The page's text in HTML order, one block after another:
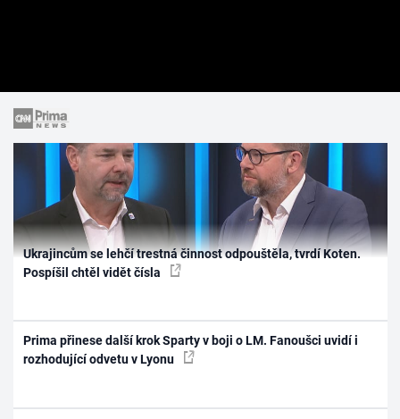
Ukrajincům se lehčí trestná činnost odpouštěla, tvrdí Koten.
Pospíšil chtěl vidět čísla
Prima přinese další krok Sparty v boji o LM. Fanoušci uvidí i
rozhodující odvetu v Lyonu